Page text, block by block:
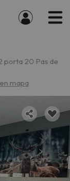
porta 20 Pas de
mapa